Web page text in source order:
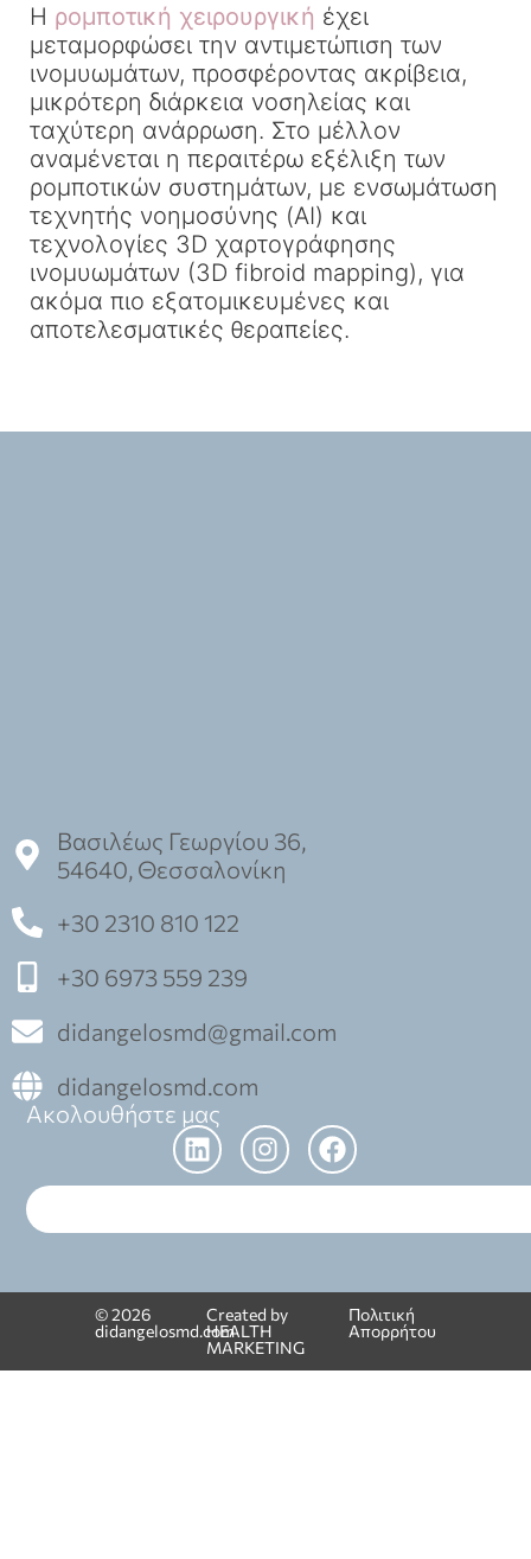
Η ρομποτική χειρουργική έχει
μεταμορφώσει την αντιμετώπιση των
ινομυωμάτων, προσφέροντας ακρίβεια,
μικρότερη διάρκεια νοσηλείας και
ταχύτερη ανάρρωση. Στο μέλλον
αναμένεται η περαιτέρω εξέλιξη των
ρομποτικών συστημάτων, με ενσωμάτωση
τεχνητής νοημοσύνης (AI) και
τεχνολογίες 3D χαρτογράφησης
ινομυωμάτων (3D fibroid mapping), για
ακόμα πιο εξατομικευμένες και
αποτελεσματικές θεραπείες.
Βασιλέως Γεωργίου 36,
54640, Θεσσαλονίκη
+30 2310 810 122
+30 6973 559 239
didangelosmd@gmail.com
didangelosmd.com
Ακολουθήστε μας
© 2026
didangelosmd.com
Created by
HEALTH
MARKETING
Πολιτική
Απορρήτου